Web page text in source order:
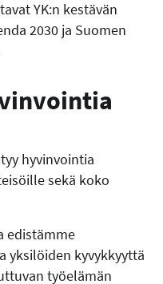
YK:n kestävän
2030 ja Suomen
hyvinvointia
sekä koko
edistämme
yksilöiden kyvykkyyttä
työelämän